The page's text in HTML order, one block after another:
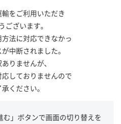
をご利用いただき
ございます。
法に対応できなかっ
中断されました。
りませんが、
しておりませんので
ください。
」ボタンで画面の切り替えを